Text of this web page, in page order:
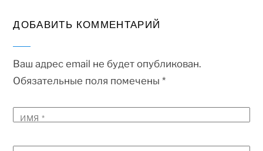
ДОБАВИТЬ КОММЕНТАРИЙ
Ваш адрес email не будет опубликован.
Обязательные поля помечены*
ИМЯ *